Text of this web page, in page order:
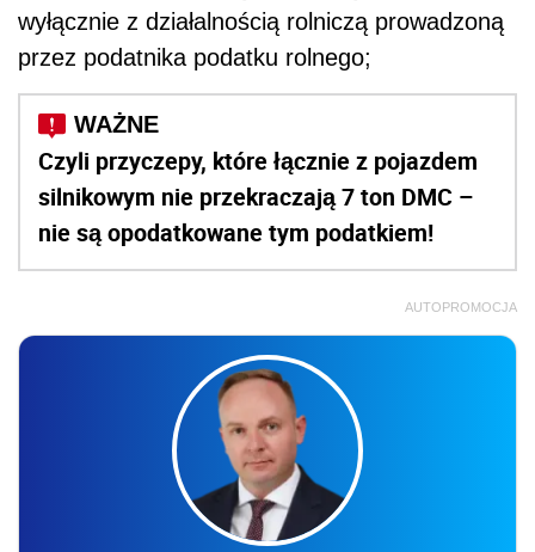
wyłącznie z działalnością rolniczą prowadzoną
przez podatnika podatku rolnego;
Czyli przyczepy, które łącznie z pojazdem
silnikowym nie przekraczają 7 ton DMC –
nie są opodatkowane tym podatkiem!
AUTOPROMOCJA